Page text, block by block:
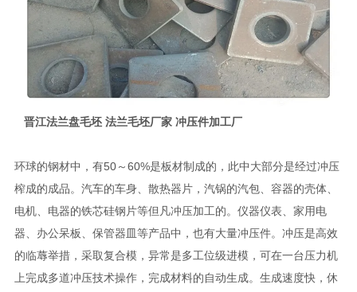
晋江法兰盘毛坯 法兰毛坯厂家 冲压件加工厂
环球的钢材中，有50～60%是板材制成的，此中大部分是经过冲压
榨成的成品。汽车的车身、散热器片，汽锅的汽包、容器的壳体、
电机、电器的铁芯硅钢片等但凡冲压加工的。仪器仪表、家用电
器、办公呆板、保管器皿等产品中，也有大量冲压件。冲压是高效
的临蓐举措，采取复合模，异常是多工位级进模，可在一台压力机
上完成多道冲压技术操作，完成材料的自动生成。生成速度快，休